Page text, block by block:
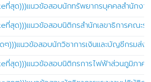
ที่สุด)))แนวข้อสอบนักทรัพยากรบุคคลสำนักงาน
ที่สุด)))แนวข้อสอบนิติกรสำนักเลขาธิการคณะรั
)))แนวข้อสอบนักวิชาการเงินและบัญชีกรมส่ง
ที่สุด)))แนวข้อสอบนิติกรการไฟฟ้าส่วนภูมิภาค